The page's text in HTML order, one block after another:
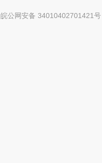
皖公网安备 34010402701421号